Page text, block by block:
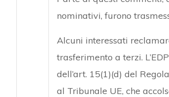
nominativi, furono
Alcuni interessati
trasferimento a terzi.
dell’art. 15(1)(d) del
al Tribunale UE, che